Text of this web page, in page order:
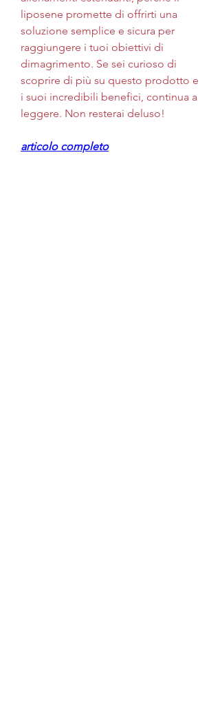
liposene promette di offrirti una
soluzione semplice e sicura per
raggiungere i tuoi obiettivi di
dimagrimento. Se sei curioso di
scoprire di più su questo prodotto e
i suoi incredibili benefici, continua a
leggere. Non resterai deluso!
articolo completo